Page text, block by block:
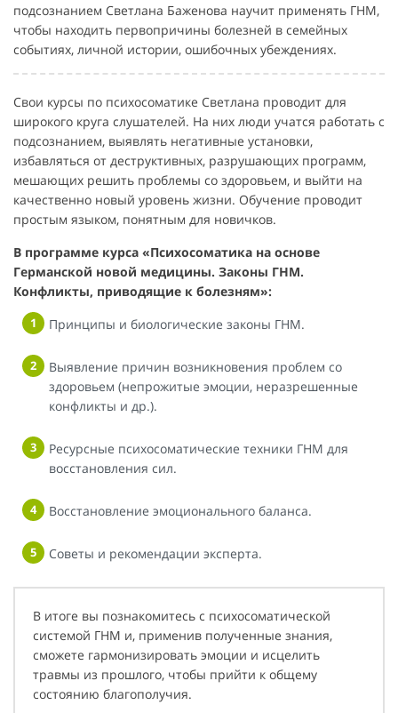
подсознанием Светлана Баженова научит применять ГНМ,
чтобы находить первопричины болезней в семейных
событиях, личной истории, ошибочных убеждениях.
Свои курсы по психосоматике Светлана проводит для
широкого круга слушателей. На них люди учатся работать с
подсознанием, выявлять негативные установки,
избавляться от деструктивных, разрушающих программ,
мешающих решить проблемы со здоровьем, и выйти на
качественно новый уровень жизни. Обучение проводит
простым языком, понятным для новичков.
В программе курса «Психосоматика на основе
Германской новой медицины. Законы ГНМ.
Конфликты, приводящие к болезням»:
Принципы и биологические законы ГНМ.
Выявление причин возникновения проблем со
здоровьем (непрожитые эмоции, неразрешенные
конфликты и др.).
Ресурсные психосоматические техники ГНМ для
восстановления сил.
Восстановление эмоционального баланса.
Советы и рекомендации эксперта.
В итоге вы познакомитесь с психосоматической
системой ГНМ и, применив полученные знания,
сможете гармонизировать эмоции и исцелить
травмы из прошлого, чтобы прийти к общему
состоянию благополучия.